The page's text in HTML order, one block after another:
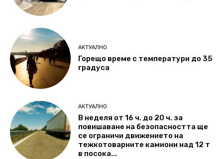
АКТУАЛНО
Горещо време с температури до 35
градуса
АКТУАЛНО
В неделя от 16 ч. до 20 ч. за
повишаване на безопасността ще
се ограничи движението на
тежкотоварните камиони над 12 т
в посока...